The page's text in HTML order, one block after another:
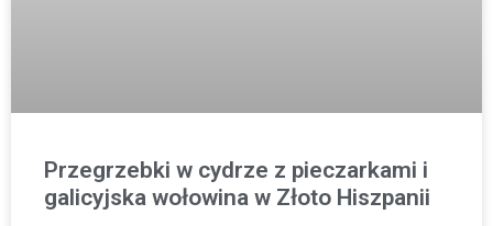
Przegrzebki w cydrze z pieczarkami i
galicyjska wołowina w Złoto Hiszpanii